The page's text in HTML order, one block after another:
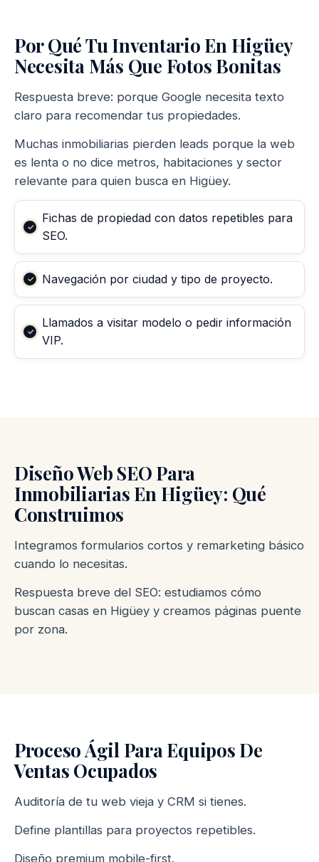
Por Qué Tu Inventario En Higüey
Necesita Más Que Fotos Bonitas
Respuesta breve: porque Google necesita texto
claro para recomendar tus propiedades.
Muchas inmobiliarias pierden leads porque la web
es lenta o no dice metros, habitaciones y sector
relevante para quien busca en Higüey.
Fichas de propiedad con datos repetibles para
SEO.
Navegación por ciudad y tipo de proyecto.
Llamados a visitar modelo o pedir información
VIP.
Diseño Web SEO Para
Inmobiliarias En Higüey: Qué
Construimos
Integramos formularios cortos y remarketing básico
cuando lo necesitas.
Respuesta breve del SEO: estudiamos cómo
buscan casas en Higüey y creamos páginas puente
por zona.
Proceso Ágil Para Equipos De
Ventas Ocupados
Auditoría de tu web vieja y CRM si tienes.
Define plantillas para proyectos repetibles.
Diseño premium mobile-first.